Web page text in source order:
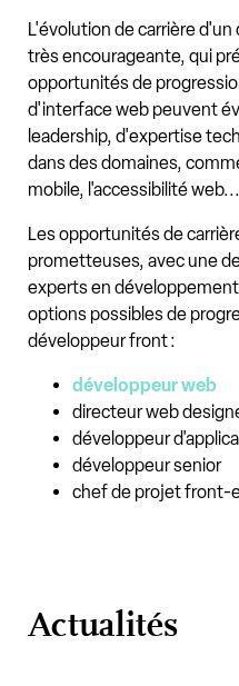
L'évolution de carrière
très encourageante, qui
opportunités de
d'interface web peuvent
leadership, d'expertise
dans des domaines,
mobile, l'accessibilité web...
Les opportunités de
prometteuses, avec une
experts en
options possibles de
développeur front :
développeur web
directeur web
développeur
développeur senior
chef de projet front-
Actualités